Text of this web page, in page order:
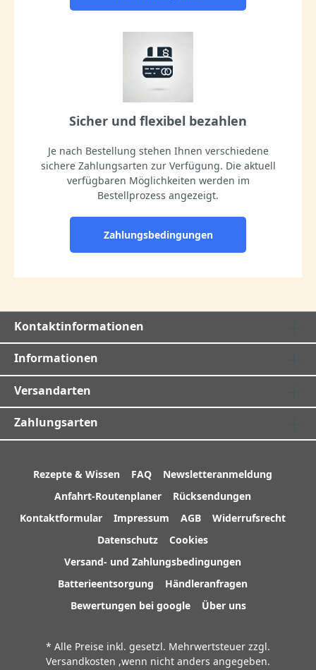
Sicher und flexibel bezahlen
Je nach Bestellung stehen Ihnen verschiedene
sichere Zahlungsarten zur Verfügung. Die aktuell
verfügbaren Möglichkeiten werden im
Bestellprozess angezeigt.
Zahlungsbedingungen
Kontaktinformationen
Informationen
Versandarten
Zahlungsarten
Rezepte & Wissen FAQ
Newsletteranmeldung
Anfahrt-Routenplaner
Rücksendungen
Kontaktformular
Impressum AGB
Widerrufsrecht
Datenschutz
Cookies
Versand- und Zahlungsbedingungen
Batterieentsorgung
Händleranfragen
Bewertungen bei google
Über uns
* Alle Preise inkl. gesetzl. Mehrwertsteuer zzgl.
Versandkosten ,wenn nicht anders angegeben.